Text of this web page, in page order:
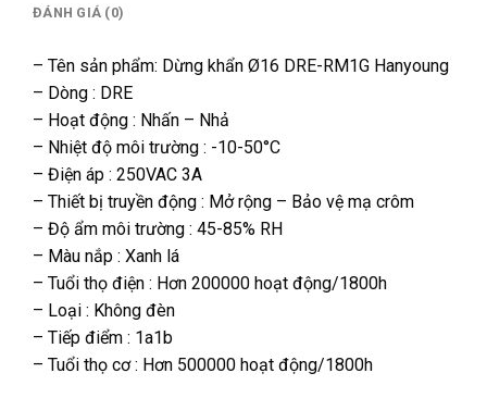
ĐÁNH GIÁ (0)
– Tên sản phẩm: Dừng khẩn Ø16 DRE-RM1G Hanyoung
– Dòng : DRE
– Hoạt động : Nhấn – Nhả
– Nhiệt độ môi trường : -10-50°C
– Điện áp : 250VAC 3A
– Thiết bị truyền động : Mở rộng – Bảo vệ mạ crôm
– Độ ẩm môi trường : 45-85% RH
– Màu nắp : Xanh lá
– Tuổi thọ điện : Hơn 200000 hoạt động/1800h
– Loại : Không đèn
– Tiếp điểm : 1a1b
– Tuổi thọ cơ : Hơn 500000 hoạt động/1800h